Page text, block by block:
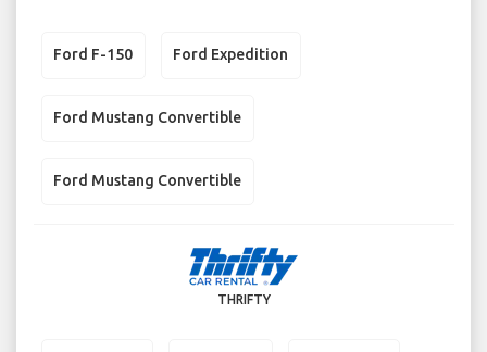
Ford F-150 Ford Expedition
Ford Mustang Convertible
Ford Mustang Convertible
THRIFTY